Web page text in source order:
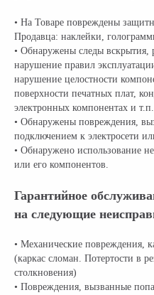
• На Товаре повреждены
Продавца: наклейки,
• Обнаружены следы вскрытия,
нарушение правил
нарушение целостности
поверхности печатных плат,
электронных компонентах и т.п.
• Обнаружены повреждения,
подключением к электросети
• Обнаружено использование
или его компонентов.
Гарантийное
на следующие
• Механические повреждения,
(каркас сломан. Потертости в
столкновения)
• Повреждения, вызванные